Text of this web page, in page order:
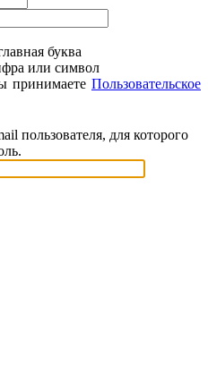
буква
или символ
принимаете Пользовательское
пользователя, для которого